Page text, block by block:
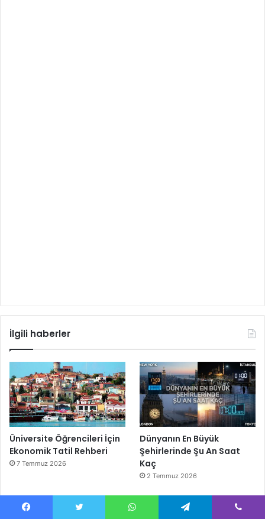
İlgili haberler
Üniversite Öğrencileri İçin
Ekonomik Tatil Rehberi
7 Temmuz 2026
Dünyanın En Büyük
Şehirlerinde Şu An Saat
Kaç
2 Temmuz 2026